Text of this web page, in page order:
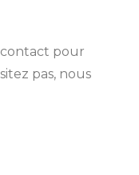
pour
pas, nous